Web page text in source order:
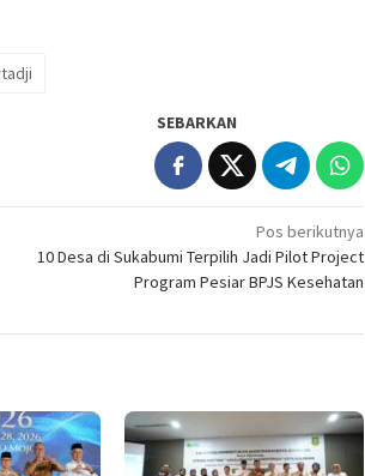
SEBARKAN
Pos berikutnya
10 Desa di Sukabumi Terpilih Jadi Pilot Project
Program Pesiar BPJS Kesehatan